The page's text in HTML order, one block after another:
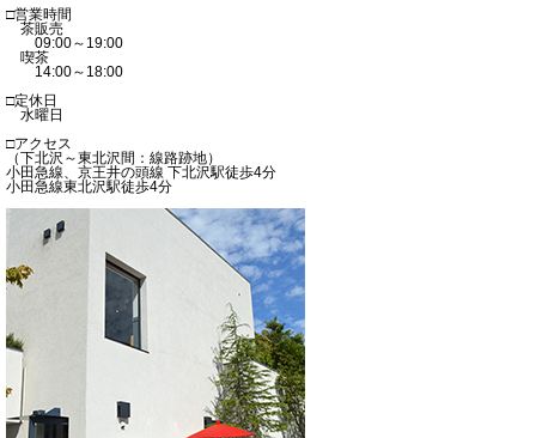
□営業時間
茶販売
09:00～19:00
喫茶
14:00～18:00
□定休日
水曜日
□アクセス
（下北沢～東北沢間：線路跡地）
小田急線、京王井の頭線 下北沢駅徒歩4分
小田急線東北沢駅徒歩4分